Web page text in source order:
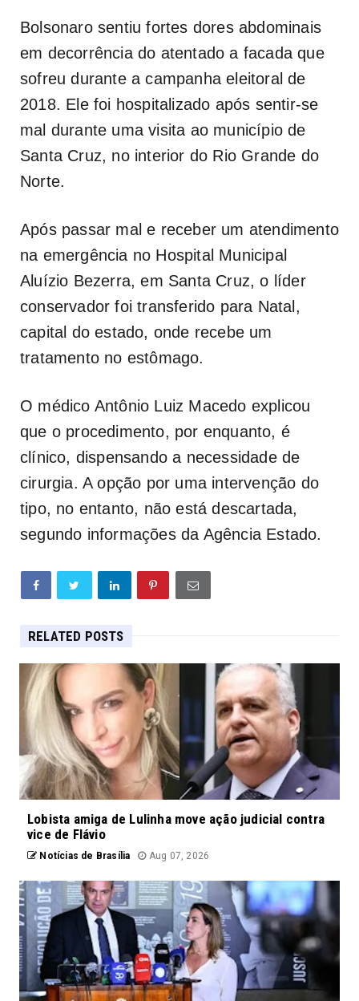
Bolsonaro sentiu fortes dores abdominais
em decorrência do atentado a facada que
sofreu durante a campanha eleitoral de
2018. Ele foi hospitalizado após sentir-se
mal durante uma visita ao município de
Santa Cruz, no interior do Rio Grande do
Norte.
Após passar mal e receber um atendimento
na emergência no Hospital Municipal
Aluízio Bezerra, em Santa Cruz, o líder
conservador foi transferido para Natal,
capital do estado, onde recebe um
tratamento no estômago.
O médico Antônio Luiz Macedo explicou
que o procedimento, por enquanto, é
clínico, dispensando a necessidade de
cirurgia. A opção por uma intervenção do
tipo, no entanto, não está descartada,
segundo informações da Agência Estado.
RELATED POSTS
Lobista amiga de Lulinha move ação judicial contra
vice de Flávio
Notícias de Brasília Aug 07, 2026